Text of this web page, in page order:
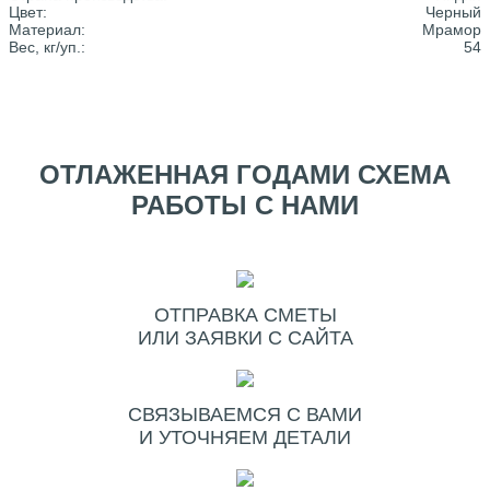
Цвет:
Черный
Материал:
Мрамор
Вес, кг/уп.:
54
ОТЛАЖЕННАЯ ГОДАМИ СХЕМА
РАБОТЫ С НАМИ
ОТПРАВКА СМЕТЫ
ИЛИ ЗАЯВКИ С САЙТА
СВЯЗЫВАЕМСЯ С ВАМИ
И УТОЧНЯЕМ ДЕТАЛИ